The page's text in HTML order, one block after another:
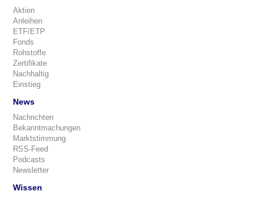
Aktien
Anleihen
ETF/ETP
Fonds
Rohstoffe
Zertifikate
Nachhaltig
Einstieg
News
Nachrichten
Bekanntmachungen
Marktstimmung
RSS-Feed
Podcasts
Newsletter
Wissen